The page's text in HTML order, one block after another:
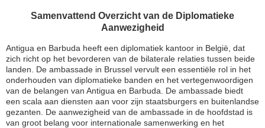
Samenvattend Overzicht van de Diplomatieke
Aanwezigheid
Antigua en Barbuda heeft een diplomatiek kantoor in België, dat
zich richt op het bevorderen van de bilaterale relaties tussen beide
landen. De ambassade in Brussel vervult een essentiële rol in het
onderhouden van diplomatieke banden en het vertegenwoordigen
van de belangen van Antigua en Barbuda. De ambassade biedt
een scala aan diensten aan voor zijn staatsburgers en buitenlandse
gezanten. De aanwezigheid van de ambassade in de hoofdstad is
van groot belang voor internationale samenwerking en het